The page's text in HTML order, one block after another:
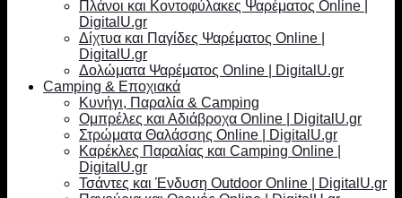
Πλάνοι και Κοντοφύλακες Ψαρέματος Online |
DigitalU.gr
Δίχτυα και Παγίδες Ψαρέματος Online |
DigitalU.gr
Δολώματα Ψαρέματος Online | DigitalU.gr
Camping & Εποχιακά
Κυνήγι, Παραλία & Camping
Ομπρέλες και Αδιάβροχα Online | DigitalU.gr
Στρώματα Θαλάσσης Online | DigitalU.gr
Καρέκλες Παραλίας και Camping Online |
DigitalU.gr
Τσάντες και Ένδυση Outdoor Online | DigitalU.gr